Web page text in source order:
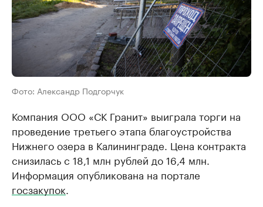
Фото: Александр Подгорчук
Компания ООО «СК Гранит» выиграла торги на
проведение третьего этапа благоустройства
Нижнего озера в Калининграде. Цена контракта
снизилась с 18,1 млн рублей до 16,4 млн.
Информация опубликована на портале
госзакупок